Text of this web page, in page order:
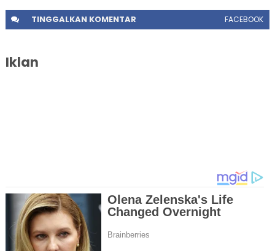
TINGGALKANKOMENTAR FACEBOOK
Iklan